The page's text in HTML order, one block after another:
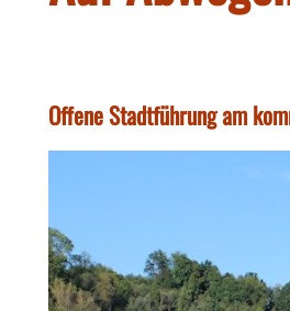
Offene Stadtführung am